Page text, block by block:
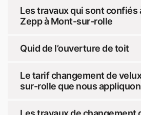
Les travaux qui sont confiés
Zepp à Mont-sur-rolle
Quid de l’ouverture de toit
Le tarif changement de
sur-rolle que nous